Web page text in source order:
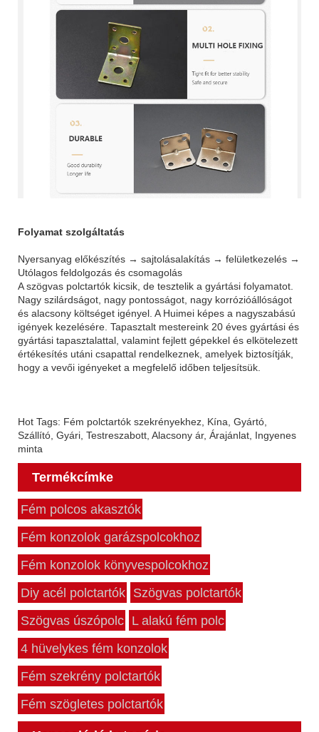
Folyamat szolgáltatás
Nyersanyag előkészítés → sajtolásalakítás → felületkezelés →
Utólagos feldolgozás és csomagolás
A szögvas polctartók kicsik, de tesztelik a gyártási folyamatot.
Nagy szilárdságot, nagy pontosságot, nagy korrózióállóságot
és alacsony költséget igényel. A Huimei képes a nagyszabású
igények kezelésére. Tapasztalt mestereink 20 éves gyártási és
gyártási tapasztalattal, valamint fejlett gépekkel és elkötelezett
értékesítés utáni csapattal rendelkeznek, amelyek biztosítják,
hogy a vevői igényeket a megfelelő időben teljesítsük.
Hot Tags: Fém polctartók szekrényekhez, Kína, Gyártó,
Szállító, Gyári, Testreszabott, Alacsony ár, Árajánlat, Ingyenes
minta
Termékcímke
Fém polcos akasztók
Fém konzolok garázspolcokhoz
Fém konzolok könyvespolcokhoz
Diy acél polctartók
Szögvas polctartók
Szögvas úszópolc
L alakú fém polc
4 hüvelykes fém konzolok
Fém szekrény polctartók
Fém szögletes polctartók